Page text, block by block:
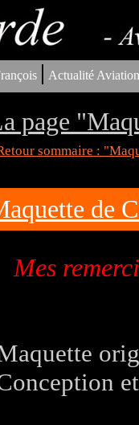
| Actualité
page
sommaire :
de
Mes